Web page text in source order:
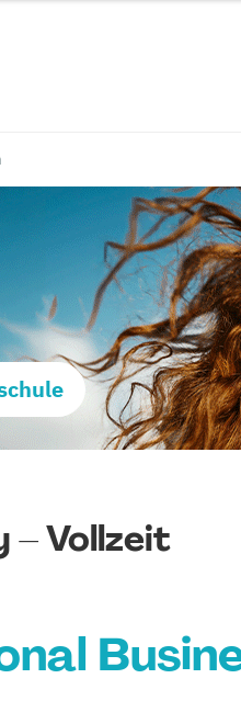
– Vollzeit